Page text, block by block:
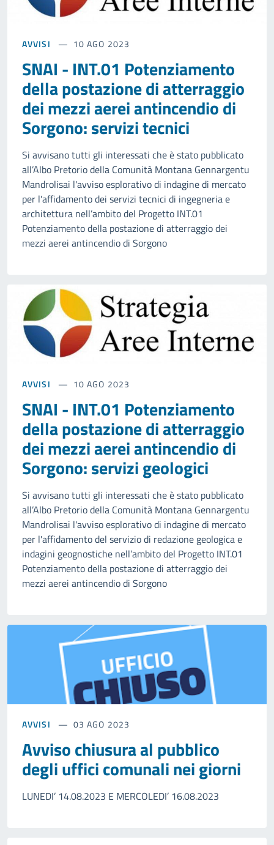
AVVISI 10 AGO 2023
SNAI - INT.01 Potenziamento
della postazione di atterraggio
dei mezzi aerei antincendio di
Sorgono: servizi tecnici
Si avvisano tutti gli interessati che è stato pubblicato
all’Albo Pretorio della Comunità Montana Gennargentu
Mandrolisai l'avviso esplorativo di indagine di mercato
per l'affidamento dei servizi tecnici di ingegneria e
architettura nell’ambito del Progetto INT.01
Potenziamento della postazione di atterraggio dei
mezzi aerei antincendio di Sorgono
AVVISI 10 AGO 2023
SNAI - INT.01 Potenziamento
della postazione di atterraggio
dei mezzi aerei antincendio di
Sorgono: servizi geologici
Si avvisano tutti gli interessati che è stato pubblicato
all’Albo Pretorio della Comunità Montana Gennargentu
Mandrolisai l'avviso esplorativo di indagine di mercato
per l'affidamento del servizio di redazione geologica e
indagini geognostiche nell’ambito del Progetto INT.01
Potenziamento della postazione di atterraggio dei
mezzi aerei antincendio di Sorgono
AVVISI 03 AGO 2023
Avviso chiusura al pubblico
degli uffici comunali nei giorni
LUNEDI’ 14.08.2023 E MERCOLEDI’ 16.08.2023